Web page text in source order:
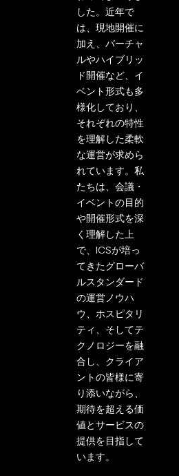
した。 近年で
は、現地開催に
加え、バーチャ
ルやハイブリッ
ド開催など、イ
ベント形式も多
様化しており、
それぞれの特性
を理解した柔軟
な運営が求めら
れています。 私
たちは、会議・
イベントの目的
や開催形式を深
く理解した上
で、 ICSが培っ
てき たグローバ
ルスタンダード
の運営ノウハ
ウ、ホスピタリ
ティ、そしてテ
クノロジーを融
合し、クライア
ントの皆様に寄
り添いながら、
期待を超える価
値とサービスの
提供を目指して
います。